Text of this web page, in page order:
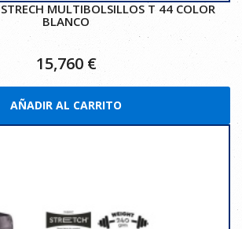
MULTIBOLSILLOS T 44 COLOR
BLANCO
15,760 €
AÑADIR AL CARRITO